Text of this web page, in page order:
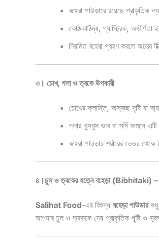
বহেরা পাউডারে রয়েছে প্রাকৃতিক
কোষ্ঠকাঠিন্য, গ্যাস্ট্রিক, অজীর্ণতা
নিয়মিত বহেরা গ্রহণ করলে অন্ত্রে
৩। চোখ, গলা ও ত্বকে উপকারী
চোখের ক্লান্তি, অস্বচ্ছ দৃষ্টি বা
গলার খুসখুস ভাব বা সর্দি জমলে এটি
বহেরা পাউডার শরীরের ভেতর
৪।চুল ও ত্বকের যত্নে বহেড়া (Bibhitaki) –
Salihat Food-এর বিশুদ্ধ বহেড়া পাউডারশুধু
আপনার চুল ও ত্বককে দেয় প্রাকৃতিক পুষ্টি ও